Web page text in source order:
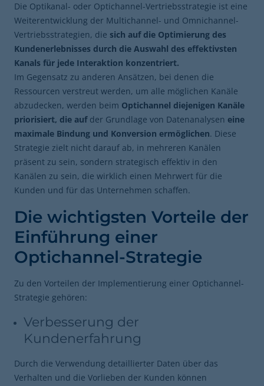
Die Optikanal- oder Optichannel-Vertriebsstrategie ist eine
Weiterentwicklung der Multichannel- und Omnichannel-
Vertriebsstrategien, die sich auf die Optimierung des
Kundenerlebnisses durch die Auswahl des effektivsten
Kanals für jede Interaktion konzentriert.
Im Gegensatz zu anderen Ansätzen, bei denen die
Ressourcen verstreut werden, um alle möglichen Kanäle
abzudecken, werden beim Optichannel diejenigen Kanäle
priorisiert, die auf der Grundlage von Datenanalysen eine
maximale Bindung und Konversion ermöglichen. Diese
Strategie zielt nicht darauf ab, in mehreren Kanälen
präsent zu sein, sondern strategisch effektiv in den
Kanälen zu sein, die wirklich einen Mehrwert für die
Kunden und für das Unternehmen schaffen.
Die wichtigsten Vorteile der
Einführung einer
Optichannel-Strategie
Zu den Vorteilen der Implementierung einer Optichannel-
Strategie gehören:
Verbesserung der
Kundenerfahrung
Durch die Verwendung detaillierter Daten über das
Verhalten und die Vorlieben der Kunden können